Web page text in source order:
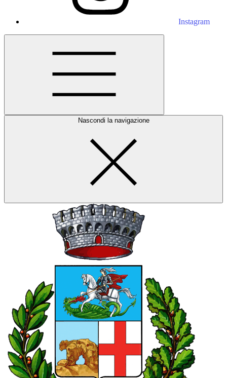
Instagram
Nascondi la navigazione